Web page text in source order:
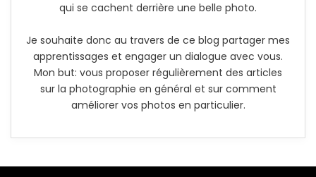
qui se cachent derrière une belle photo.
Je souhaite donc au travers de ce blog partager mes
apprentissages et engager un dialogue avec vous.
Mon but: vous proposer régulièrement des articles
sur la photographie en général et sur comment
améliorer vos photos en particulier.